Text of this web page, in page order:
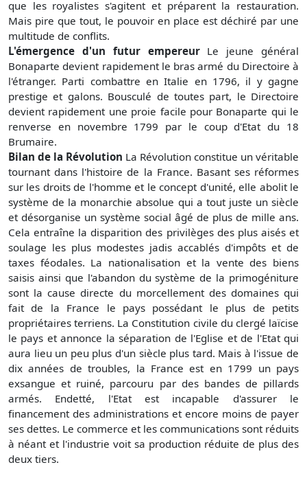
que les royalistes s'agitent et préparent la restauration.
Mais pire que tout, le pouvoir en place est déchiré par une
multitude de conflits.
L'émergence d'un futur empereurLe jeune général
Bonaparte devient rapidement le bras armé du Directoire à
l'étranger. Parti combattre en Italie en 1796, il y gagne
prestige et galons. Bousculé de toutes part, le Directoire
devient rapidement une proie facile pour Bonaparte qui le
renverse en novembre 1799 par le coup d'Etat du 18
Brumaire.
Bilan de la Révolution La Révolution constitue un véritable
tournant dans l'histoire de la France. Basant ses réformes
sur les droits de l'homme et le concept d'unité, elle abolit le
système de la monarchie absolue qui a tout juste un siècle
et désorganise un système social âgé de plus de mille ans.
Cela entraîne la disparition des privilèges des plus aisés et
soulage les plus modestes jadis accablés d'impôts et de
taxes féodales. La nationalisation et la vente des biens
saisis ainsi que l'abandon du système de la primogéniture
sont la cause directe du morcellement des domaines qui
fait de la France le pays possédant le plus de petits
propriétaires terriens. La Constitution civile du clergé laïcise
le pays et annonce la séparation de l'Eglise et de l'Etat qui
aura lieu un peu plus d'un siècle plus tard. Mais à l'issue de
dix années de troubles, la France est en 1799 un pays
exsangue et ruiné, parcouru par des bandes de pillards
armés. Endetté, l'Etat est incapable d'assurer le
financement des administrations et encore moins de payer
ses dettes. Le commerce et les communications sont réduits
à néant et l'industrie voit sa production réduite de plus des
deux tiers.